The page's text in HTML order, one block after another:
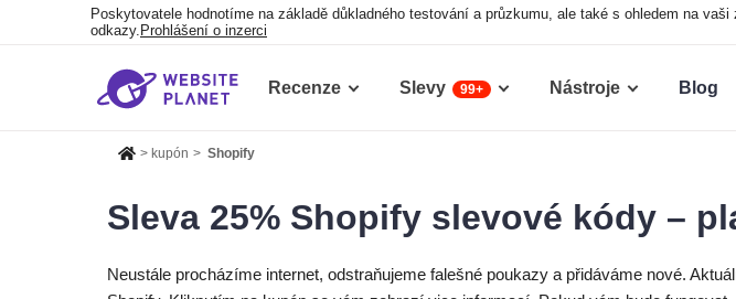
Poskytovatele hodnotíme na základě důkladného testování a průzkumu, ale také s ohledem na
odkazy. Prohlášení o inzerci
Recenze Slevy 99+ Nástroje Blog
> kupón > Shopify
Sleva 25% Shopify slevové kódy –
Neustále procházíme internet, odstraňujeme falešné poukazy a přidáváme nové.